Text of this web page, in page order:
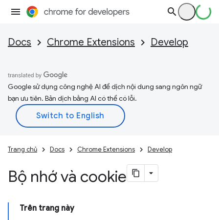
Docs Chrome Extensions Develop
Google sử dụng công nghệ AI để dịch nội dung sang ngôn ngữ
bạn ưu tiên. Bản dịch bằng AI có thể có lỗi.
Trang chủ Docs Chrome Extensions Develop
Bộ nhớ và cookie
Trên trang này